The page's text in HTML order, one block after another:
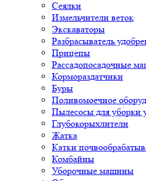
Сеялки
Измельчители веток
Экскаваторы
Разбрасыватель
Прицепы
Рассадопосадочные
Кормораздатчики
Буры
Поливомоечное
Пылесосы для уборки
Глубокорыхлители
Жатка
Катки
Комбайны
Уборочные машины